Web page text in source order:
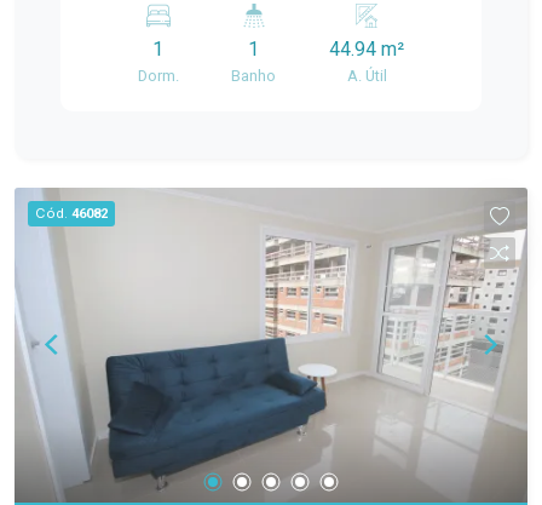
excelente opção para quem busca otimizar a
rotina sem abrir mão de conforto e boa
localização. Localizado no Centro de Pelotas, o
facilidades essenciais para o dia a dia. A
localização permite fácil deslocamento e acesso
rápido a diferentes pontos da cidade. Descrição
do imóvel Este loft foi planejado para
proporcionar praticidade e conforto em um
ambiente integrado, bem iluminado e ventilado.
Totalmente mobiliado, está pronto para receber
seu novo morador, oferecendo uma solução
completa para quem deseja mudar sem
preocupações com mobília. Ambientes 1
dormitório integrado ao espaço principal Banheiro
1
Dorm.
1
Banho
44.94 m²
A. Útil
Cód. 46082